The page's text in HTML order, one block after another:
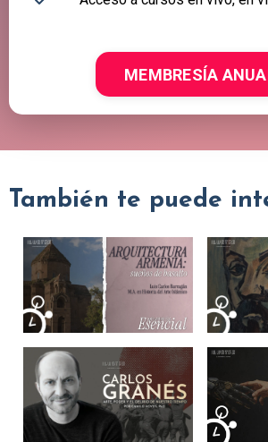
MEMBRESÍA
También te puede